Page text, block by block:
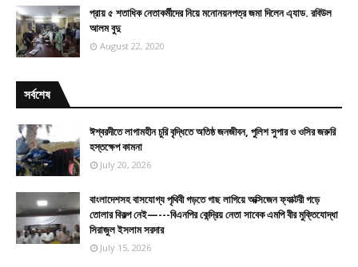
প্রায় ৫ শতাধিক নেতাকর্মীদের নিয়ে মনোনয়নপত্র জমা দিলেন এ্যাড. রবিউল
আলম বুদু
August 22, 2020
সর্বশেষ
ঈশ্বরদীতে লাগামহীন চুরি বৃদ্ধিতে অতিষ্ঠ জনজীবন, পুলিশ সুপার ও ওসির জরুরি
হস্তক্ষেপ কামনা
July 20, 2026
বাংলাদেশসহ বাসযোগ্য পৃথিবী গড়তে গাছ লাগিয়ে অক্সিজেন ফ্যাক্টরী গড়ে
তোলার বিকল্প নেই—---বিএনপির কেন্দ্রিয় নেতা সাবেক এমপি বীর মুক্তিযোদ্ধা
সিরাজুল ইসলাম সরদার
July 15, 2026